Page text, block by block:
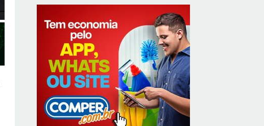
ABIMAQ promove workshop sobre contas
correntes em moeda estrangeira para
pessoas jurídicas
8/7/2026
KRJ destaca conector KARP durante o 55º
Circuito Nacional do Setor Elétrico